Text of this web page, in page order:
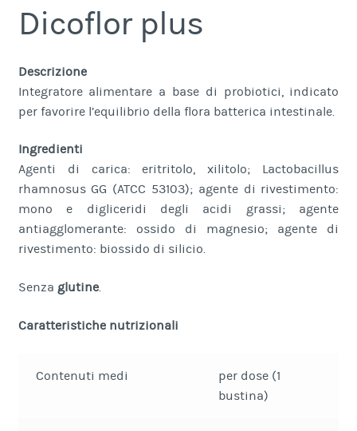
Dicoflor plus
Descrizione
Integratore alimentare a base di probiotici, indicato
per favorire l’equilibrio della flora batterica intestinale.
Ingredienti
Agenti di carica: eritritolo, xilitolo; Lactobacillus
rhamnosus GG (ATCC 53103); agente di rivestimento:
mono e digliceridi degli acidi grassi; agente
antiagglomerante: ossido di magnesio; agente di
rivestimento: biossido di silicio.
Senza glutine.
Caratteristiche nutrizionali
Contenuti medi
per dose (1
bustina)